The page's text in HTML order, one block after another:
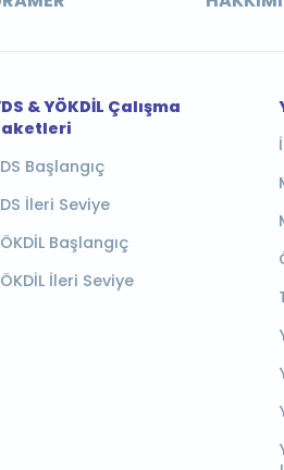
& YÖKDİL Çalışma
Başlangıç
İleri Seviye
Başlangıç
İleri Seviye